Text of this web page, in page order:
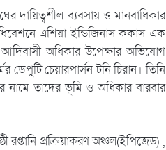
দায়িত্বশীল ব্যবসায় ও মানবাধিকার
এশিয়া ইন্ডিজিনাস ককাস এক
অধিকার উপেক্ষার অভিযোগ
চেয়ারপার্সন টনি চিরান। তিনি
নামে তাদের ভূমি ও অধিকার বারবার
রপ্তানি প্রক্রিয়াকরণ অঞ্চল(ইপিজেড) ,